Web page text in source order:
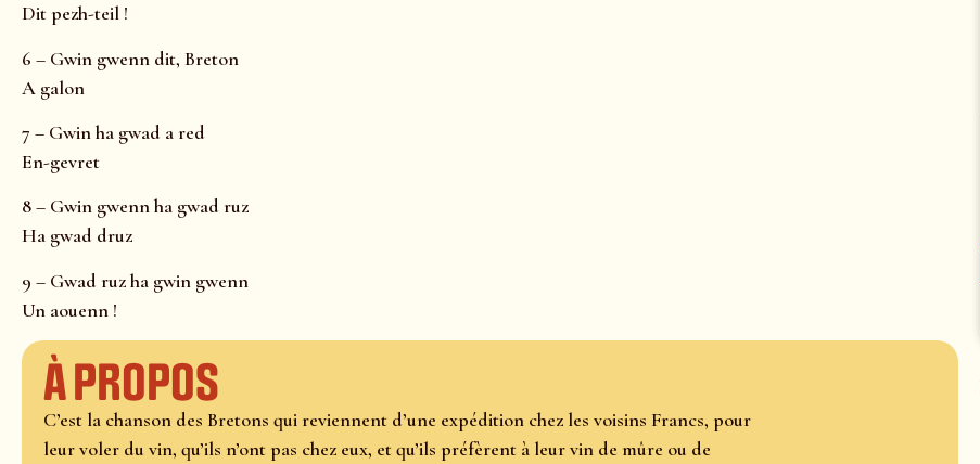
Dit pezh-teil !
6 – Gwin gwenn dit, Breton
A galon
7 – Gwin ha gwad a red
En-gevret
8 – Gwin gwenn ha gwad ruz
Ha gwad druz
9 – Gwad ruz ha gwin gwenn
Un aouenn !
À propos
C’est la chanson des Bretons qui reviennent d’une expédition chez les voisins Francs, pour
leur voler du vin, qu’ils n’ont pas chez eux, et qu’ils préfèrent à leur vin de mûre ou de